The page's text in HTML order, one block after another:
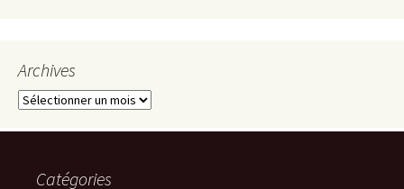
Archives
Archives
Catégories